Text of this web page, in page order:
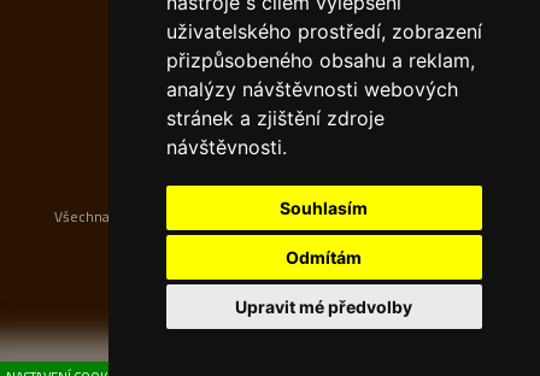
uživatelského prostředí, zobrazení
přizpůsobeného obsahu a reklam,
analýzy návštěvnosti webových
stránek a zjištění zdroje
návštěvnosti.
Souhlasím
Odmítám
Upravit mé předvolby
Kontakt pivovar:
Telefon: (+420)728 585 877
E-mail:info@hermanicky-pivovar.cz
Všechna práva vyhrazena Restaurace Beseda - Ostrava Heřmanice,
Tvorba a provoz webu:ISSA CZECH